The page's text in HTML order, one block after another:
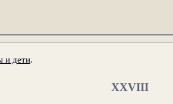
и дети.
XXVIII